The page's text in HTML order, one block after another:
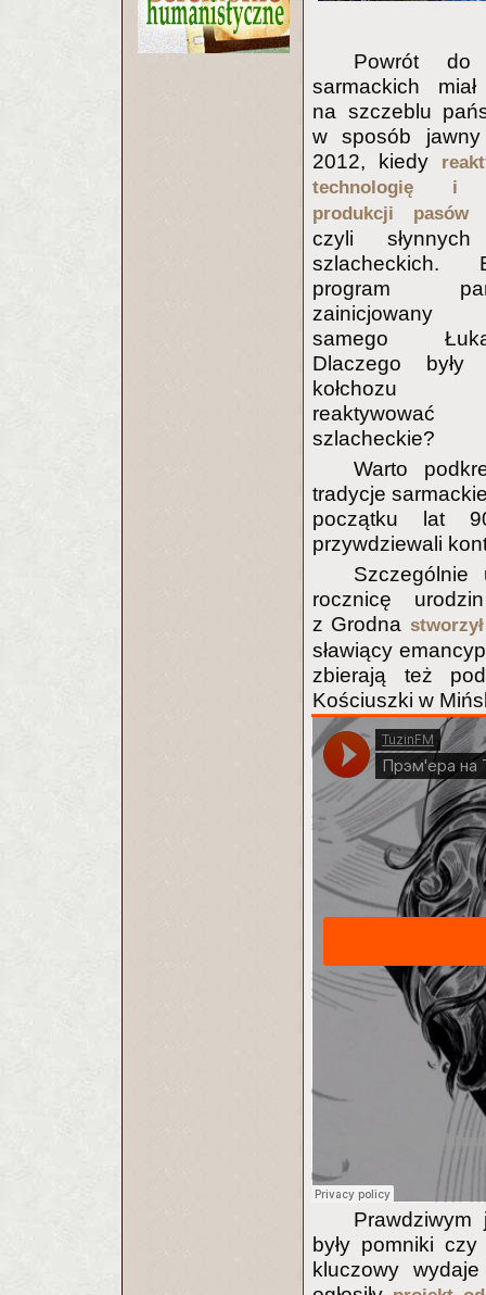
Powrót do
sarmackich
na szczeblu
w sposób
2012, kiedy
technologię i
produkcji pasów
czyli
szlacheckich.
program
samego
Dlaczego były
kołchozu
reaktywować
szlacheckie?
Warto
tradycje
początku lat
przywdziewali
Szczególnie
rocznicę
z Grodna
sławiący
zbierają też
Kościuszki w
były pomniki
kluczowy